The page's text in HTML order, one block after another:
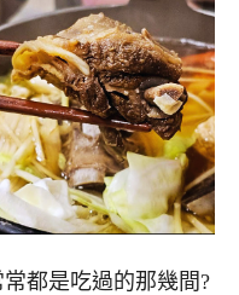
都是吃過的那幾間?